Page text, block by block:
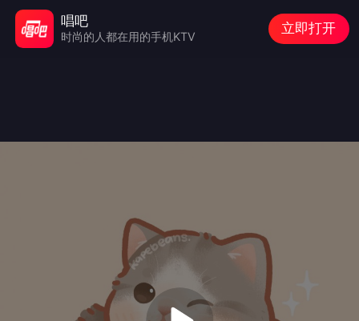
唱吧
时尚的人都在用的手机KTV
立即打开